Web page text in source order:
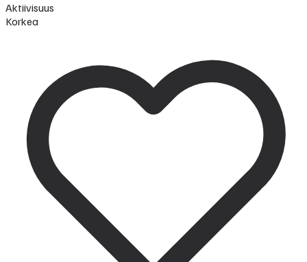
Aktiivisuus
Korkea